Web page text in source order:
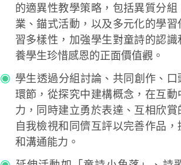
的適異性教學策略，包括異質分
業、錨式活動，以及多元化的學
習多樣性，加強學生對童詩的認
養學生珍惜感恩的正面價值觀。
學生透過分組討論、共同創作、
環節，從探究中建構概念，在互
力，同時建立勇於表達、互相欣
自我檢視和同儕互評以完善作品
和溝通能力。